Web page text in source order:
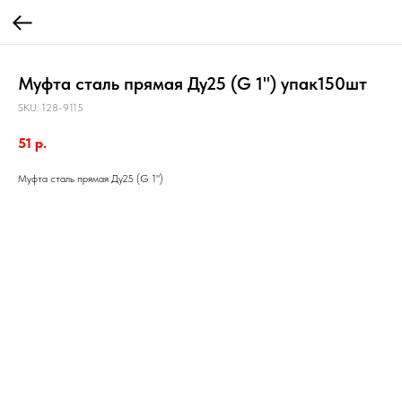
Муфта сталь прямая Ду25 (G 1") упак150шт
SKU: 128-9115
51 р.
Муфта сталь прямая Ду25 (G 1")